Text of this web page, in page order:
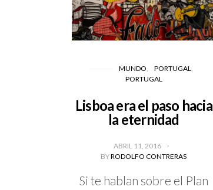
MUNDO
PORTUGAL
PORTUGAL
Lisboa era el paso hacia
la eternidad
ABRIL 11, 2016
BYRODOLFO CONTRERAS
Si te hablan sobre el Plan